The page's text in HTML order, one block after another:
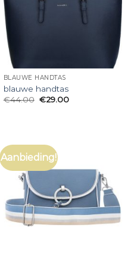
BLAUWE HANDTAS
blauwe handtas
€44.00 €29.00
Aanbieding!